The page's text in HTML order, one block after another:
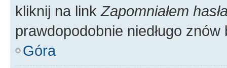
kliknij na link Zapomniałem
prawdopodobnie niedługo
Góra